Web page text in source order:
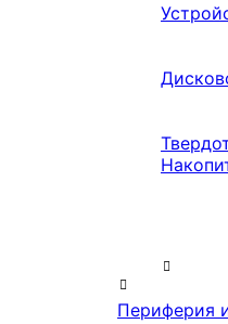
Периферия